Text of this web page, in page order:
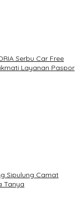
Serbu Car Free
Layanan Paspor
Sipulung Camat
Tanya